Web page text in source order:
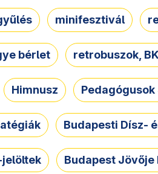
minifesztivál
bérlet retrobuszok,
Himnusz
Budapesti Dísz-
Budapest Jövője